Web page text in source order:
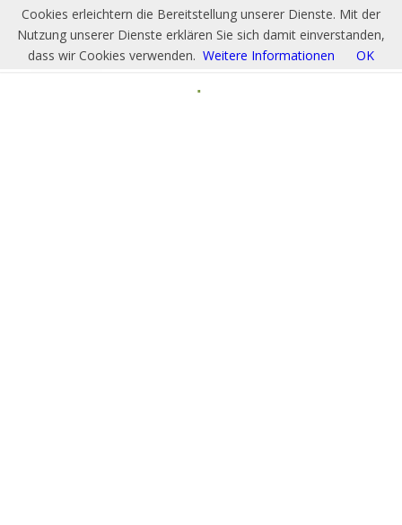
Cookies erleichtern die Bereitstellung unserer Dienste. Mit der
Nutzung unserer Dienste erklären Sie sich damit einverstanden,
dass wir Cookies verwenden. Weitere Informationen OK